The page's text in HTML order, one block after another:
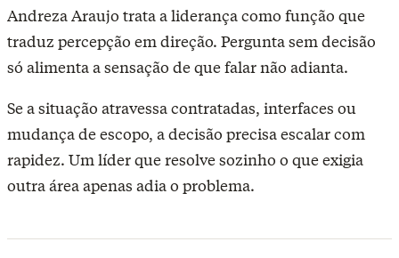
Andreza Araujo trata a liderança como função que
traduz percepção em direção. Pergunta sem decisão
só alimenta a sensação de que falar não adianta.
Se a situação atravessa contratadas, interfaces ou
mudança de escopo, a decisão precisa escalar com
rapidez. Um líder que resolve sozinho o que exigia
outra área apenas adia o problema.